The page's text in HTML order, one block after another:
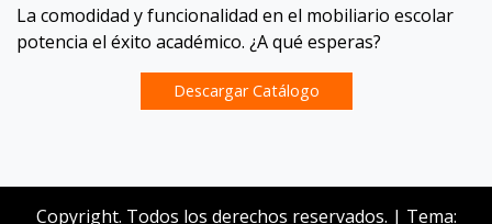
La comodidad y funcionalidad en el mobiliario escolar
potencia el éxito académico. ¿A qué esperas?
Descargar Catálogo
de
Copyright. Todos los derechos reservados. | Tema: